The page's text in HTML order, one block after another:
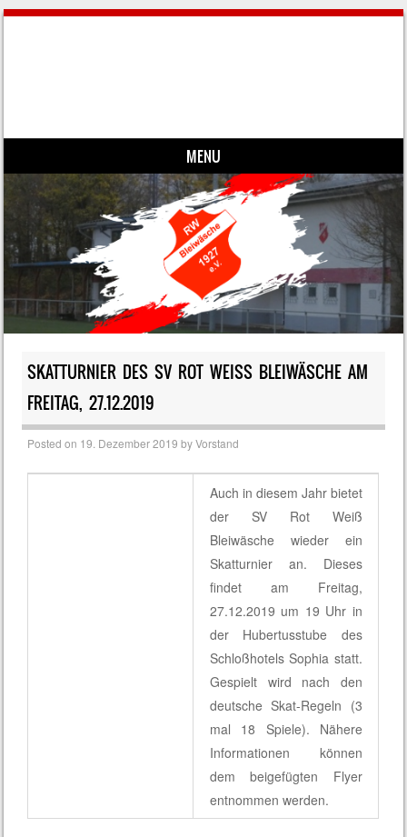
MENU
Skip to content
SKATTURNIER DES SV ROT WEISS BLEIWÄSCHE AM F
REITAG, 27.12.2019
Posted on 19. Dezember 2019 byVorstand
Auch in diesem Jahr bietet
der SV Rot Weiß
Bleiwäsche wieder ein
Skatturnier an. Dieses
findet am Freitag,
27.12.2019 um 19 Uhr in
der Hubertusstube des
Schloßhotels Sophia statt.
Gespielt wird nach den
deutsche Skat-Regeln (3
mal 18 Spiele). Nähere
Informationen können
dem beigefügten Flyer
entnommen werden.